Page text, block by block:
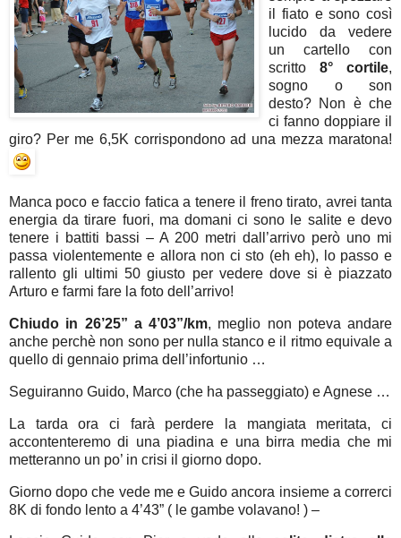
il fiato e sono così
lucido da vedere
un cartello con
scritto 8° cortile,
sogno o son
desto? Non è che
ci fanno doppiare il
giro? Per me 6,5K corrispondono ad una mezza maratona!
Manca poco e faccio fatica a tenere il freno tirato, avrei tanta
energia da tirare fuori, ma domani ci sono le salite e devo
tenere i battiti bassi – A 200 metri dall’arrivo però uno mi
passa violentemente e allora non ci sto (eh eh), lo passo e
rallento gli ultimi 50 giusto per vedere dove si è piazzato
Arturo e farmi fare la foto dell’arrivo!
Chiudo in 26’25” a 4’03”/km, meglio non poteva andare
anche perchè non sono per nulla stanco e il ritmo equivale a
quello di gennaio prima dell’infortunio …
Seguiranno Guido, Marco (che ha passeggiato) e Agnese …
La tarda ora ci farà perdere la mangiata meritata, ci
accontenteremo di una piadina e una birra media che mi
metteranno un po’ in crisi il giorno dopo.
Giorno dopo che vede me e Guido ancora insieme a correrci
8K di fondo lento a 4’43” ( le gambe volavano! ) –